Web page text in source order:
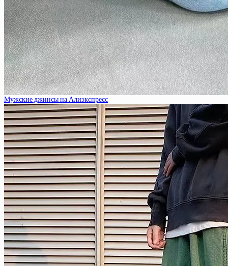
Мужские джинсы на Алиэкспресс